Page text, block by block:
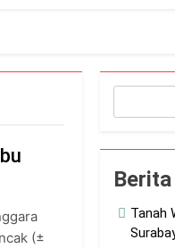
di Sejumlah SPBU
Narkoba Diduga
(±
Tanah